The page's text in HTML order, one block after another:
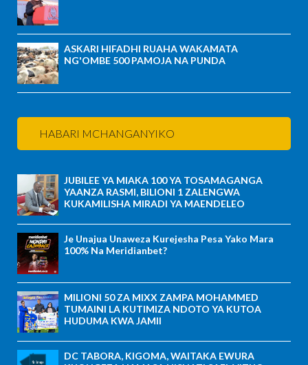
ASKARI HIFADHI RUAHA WAKAMATA
NG'OMBE 500 PAMOJA NA PUNDA
HABARI MCHANGANYIKO
JUBILEE YA MIAKA 100 YA TOSAMAGANGA
YAANZA RASMI, BILIONI 1 ZALENGWA
KUKAMILISHA MIRADI YA MAENDELEO
Je Unajua Unaweza Kurejesha Pesa Yako Mara
100% Na Meridianbet?
MILIONI 50 ZA MIXX ZAMPA MOHAMMED
TUMAINI LA KUTIMIZA NDOTO YA KUTOA
HUDUMA KWA JAMII
DC TABORA, KIGOMA, WAITAKA EWURA